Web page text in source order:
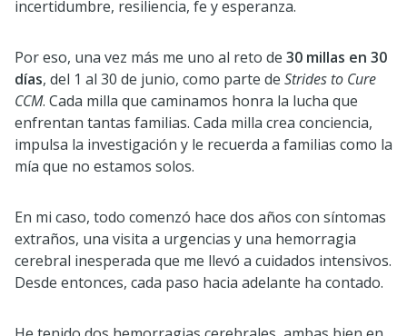
incertidumbre, resiliencia, fe y esperanza.
Por eso, una vez más me uno al reto de 30 millas en 30
días, del 1 al 30 de junio, como parte de Strides to Cure
CCM. Cada milla que caminamos honra la lucha que
enfrentan tantas familias. Cada milla crea conciencia,
impulsa la investigación y le recuerda a familias como la
mía que no estamos solos.
En mi caso, todo comenzó hace dos años con síntomas
extraños, una visita a urgencias y una hemorragia
cerebral inesperada que me llevó a cuidados intensivos.
Desde entonces, cada paso hacia adelante ha contado.